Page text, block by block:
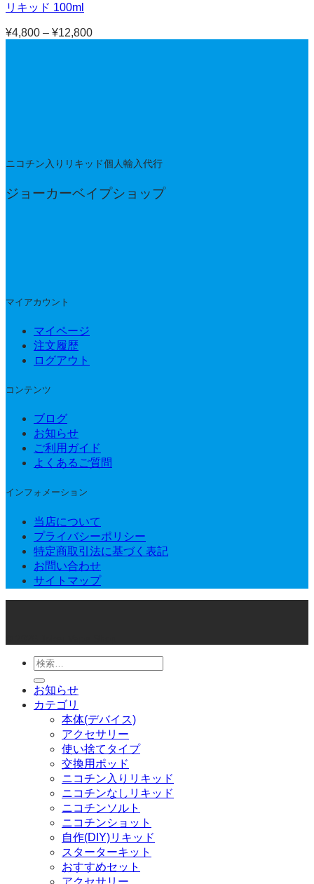
リキッド 100ml
¥4,800 – ¥12,800価
ニコチン入りリキッド個人輸入代行
ジョーカーベイプショップ
マイアカウント
マイページ
注文履歴
ログアウト
コンテンツ
ブログ
お知らせ
ご利用ガイド
よくあるご質問
インフォメーション
当店について
プライバシーポリシー
特定商取引法に基づく表記
お問い合わせ
サイトマップ
検
索
対
象:
お知らせ
カテゴリ
本体(デバイス)
アクセサリー
使い捨てタイプ
交換用ポッド
ニコチン入りリキッド
ニコチンなしリキッド
ニコチンソルト
ニコチンショット
自作(DIY)リキッド
スターターキット
おすすめセット
アクセサリー